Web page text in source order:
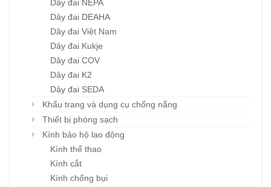
Dây đai NEPA
Dây đai DEAHA
Dây đai Việt Nam
Dây đai Kukje
Dây đai COV
Dây đai K2
Dây đai SEDA
Khẩu trang và dụng cụ chống nắng
Thiết bị phòng sạch
Kính bảo hộ lao động
Kính thể thao
Kính cắt
Kính chống bụi